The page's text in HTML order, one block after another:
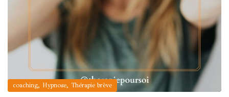
coaching, Hypnose, Thérapie brève